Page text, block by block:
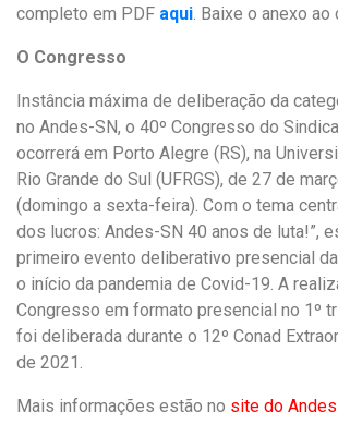
completo em PDF aqui. Baixe o anexo ao
O Congresso
Instância máxima de deliberação da
no Andes-SN, o 40º Congresso do
ocorrerá em Porto Alegre (RS), na
Rio Grande do Sul (UFRGS), de 27 de
(domingo a sexta-feira). Com o tema
dos lucros: Andes-SN 40 anos de luta!”,
primeiro evento deliberativo presencial
o início da pandemia de Covid-19. A
Congresso em formato presencial no 1º
foi deliberada durante o 12º Conad
de 2021.
Mais informações estão no site do